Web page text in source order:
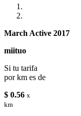
March Active 2017
miituo
Si tu tarifa
por km es de
$ 0.56 x
km